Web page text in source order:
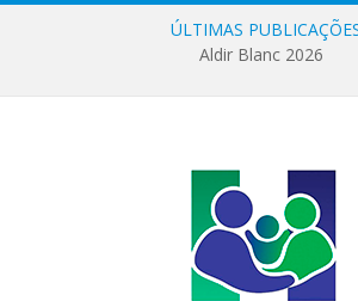
ÚLTIMAS
Aldir Blanc 2026